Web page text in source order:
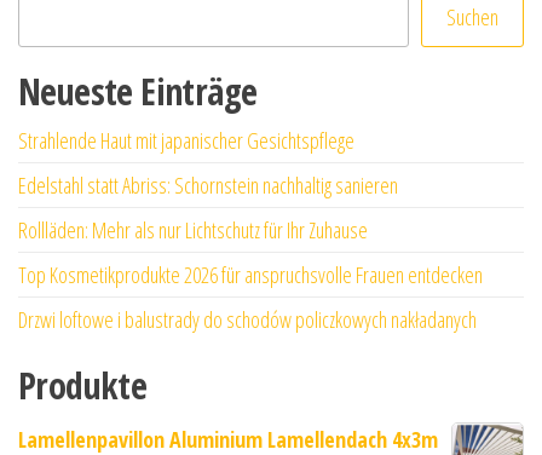
Suchen
Neueste Einträge
Strahlende Haut mit japanischer Gesichtspflege
Edelstahl statt Abriss: Schornstein nachhaltig sanieren
Rollläden: Mehr als nur Lichtschutz für Ihr Zuhause
Top Kosmetikprodukte 2026 für anspruchsvolle Frauen entdecken
Drzwi loftowe i balustrady do schodów policzkowych nakładanych
Produkte
Lamellenpavillon Aluminium Lamellendach 4x3m